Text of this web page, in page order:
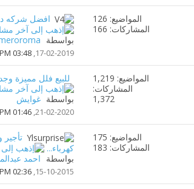
مشاهدة
تغذيات
المواضيع: 126
المشاركات: 166
افضل شركه
بواسطة
17-02-2019,
03:48 PM
مشاهدة
تغذيات
المواضيع: 1,219
المشاركات:
1,372
للبيع فلل مميزة
بواسطة غوايش
21-02-2020,
01:46 PM
مشاهدة
تغذيات
المواضيع: 175
المشاركات: 183
تأجير
كهرباء...
بواسطة احمد
15-10-2015,
02:36 PM